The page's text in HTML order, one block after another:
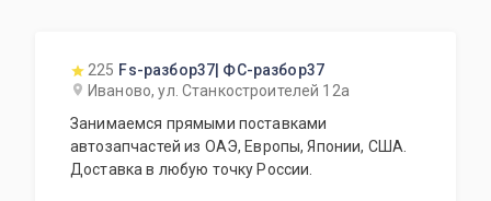
225 Fs-разбор37| ФС-разбор37
Иваново, ул. Станкостроителей 12а
Занимаемся прямыми поставками
автозапчастей из ОАЭ, Европы, Японии, США.
Доставка в любую точку России.